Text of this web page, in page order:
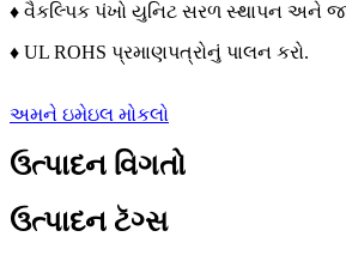
♦ વૈકલ્પિક પંખો યુનિટ સરળ સ્થાપન અને
♦ UL ROHS પ્રમાણપત્રોનું પાલન કરો.
અમને ઇમેઇલ મોકલો
ઉત્પાદન વિગતો
ઉત્પાદન ટૅગ્સ